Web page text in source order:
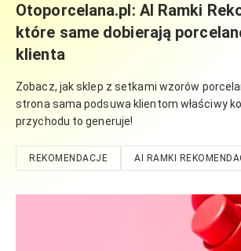
Otoporcelana.pl: AI Ramki
które same dobierają
klienta
Zobacz, jak sklep z setkami wzorów
strona sama podsuwa klientom właściwy
przychodu to generuje!
REKOMENDACJE AI RAMKI